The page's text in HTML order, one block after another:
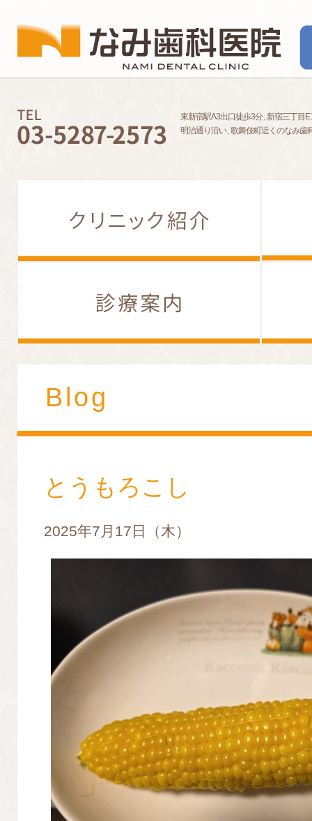
東新宿駅A3出口徒歩3分、 新宿三丁目
明治通り沿い、 歌舞伎町近くのなみ歯
Blog
とうもろこし
2025年7月17日（木）